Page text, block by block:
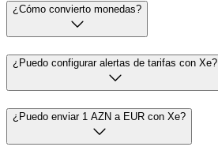
¿Cómo convierto monedas?
¿Puedo configurar alertas de tarifas con Xe?
¿Puedo enviar 1 AZN a EUR con Xe?